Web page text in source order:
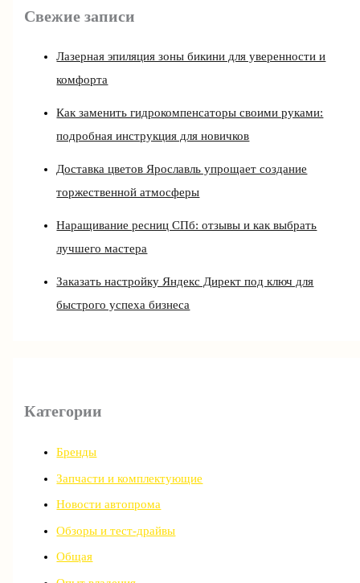
Свежие записи
Лазерная эпиляция зоны бикини для уверенности и
комфорта
Как заменить гидрокомпенсаторы своими руками:
подробная инструкция для новичков
Доставка цветов Ярославль упрощает создание
торжественной атмосферы
Наращивание ресниц СПб: отзывы и как выбрать
лучшего мастера
Заказать настройку Яндекс Директ под ключ для
быстрого успеха бизнеса
Категории
Бренды
Запчасти и комплектующие
Новости автопрома
Обзоры и тест-драйвы
Общая